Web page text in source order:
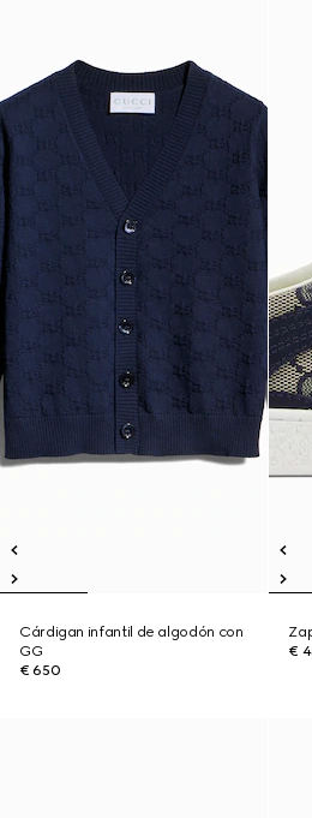
Cárdigan infantil de algodón con
GG
€ 650
€